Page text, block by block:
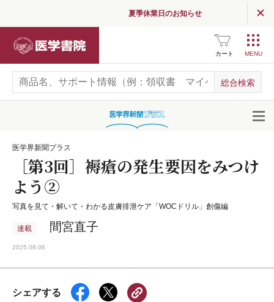
夏季休業日のお知らせ
カート
医学界新聞プラス
［第3回］褥瘡の発生要因をみつけ
よう②
写真を見て・解いて・わかる皮膚排泄ケア「WOCドリル」創傷編
連載 間宮直子
2025.08.06
シェアする